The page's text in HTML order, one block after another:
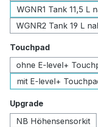
WGNR1 Tank 11,5 L
WGNR2 Tank 19 L
Touchpadauswählen
ohne E-level+
mit E-level+
Upgradeauswählen
NB Höhensensorkit